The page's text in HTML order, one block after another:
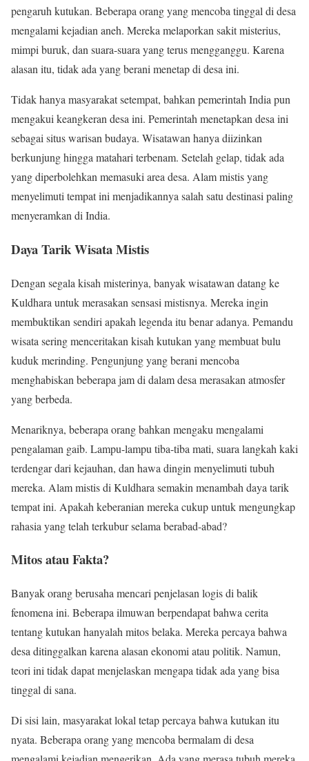
pengaruh kutukan. Beberapa orang yang mencoba tinggal di desa
mengalami kejadian aneh. Mereka melaporkan sakit misterius,
mimpi buruk, dan suara-suara yang terus mengganggu. Karena
alasan itu, tidak ada yang berani menetap di desa ini.
Tidak hanya masyarakat setempat, bahkan pemerintah India pun
mengakui keangkeran desa ini. Pemerintah menetapkan desa ini
sebagai situs warisan budaya. Wisatawan hanya diizinkan
berkunjung hingga matahari terbenam. Setelah gelap, tidak ada
yang diperbolehkan memasuki area desa. Alam mistis yang
menyelimuti tempat ini menjadikannya salah satu destinasi paling
menyeramkan di India.
Daya Tarik Wisata Mistis
Dengan segala kisah misterinya, banyak wisatawan datang ke
Kuldhara untuk merasakan sensasi mistisnya. Mereka ingin
membuktikan sendiri apakah legenda itu benar adanya. Pemandu
wisata sering menceritakan kisah kutukan yang membuat bulu
kuduk merinding. Pengunjung yang berani mencoba
menghabiskan beberapa jam di dalam desa merasakan atmosfer
yang berbeda.
Menariknya, beberapa orang bahkan mengaku mengalami
pengalaman gaib. Lampu-lampu tiba-tiba mati, suara langkah kaki
terdengar dari kejauhan, dan hawa dingin menyelimuti tubuh
mereka. Alam mistis di Kuldhara semakin menambah daya tarik
tempat ini. Apakah keberanian mereka cukup untuk mengungkap
rahasia yang telah terkubur selama berabad-abad?
Mitos atau Fakta?
Banyak orang berusaha mencari penjelasan logis di balik
fenomena ini. Beberapa ilmuwan berpendapat bahwa cerita
tentang kutukan hanyalah mitos belaka. Mereka percaya bahwa
desa ditinggalkan karena alasan ekonomi atau politik. Namun,
teori ini tidak dapat menjelaskan mengapa tidak ada yang bisa
tinggal di sana.
Di sisi lain, masyarakat lokal tetap percaya bahwa kutukan itu
nyata. Beberapa orang yang mencoba bermalam di desa